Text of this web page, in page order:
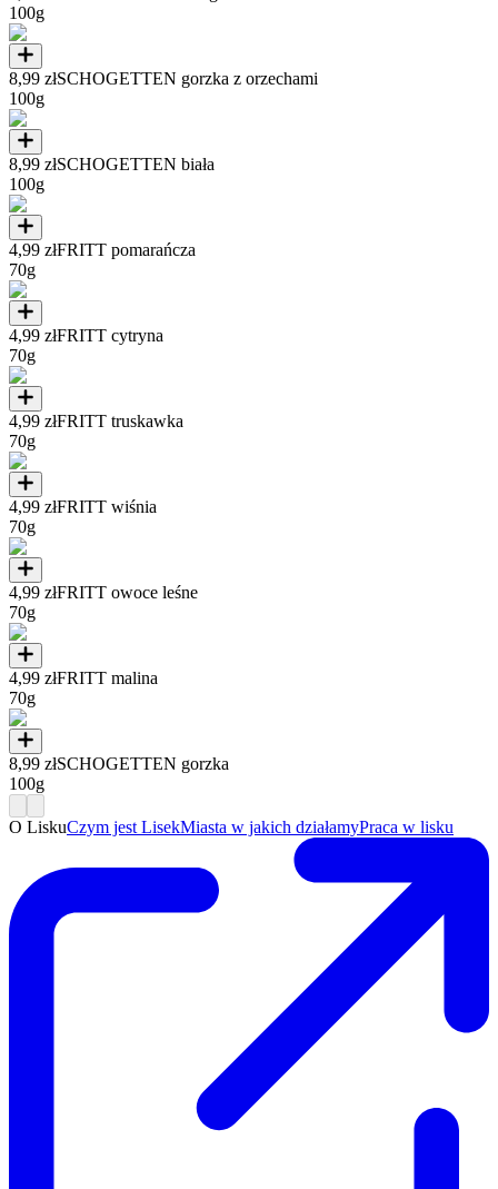
100g
8,99 złSCHOGETTEN gorzka z orzechami
100g
8,99 złSCHOGETTEN biała
100g
4,99 złFRITT pomarańcza
70g
4,99 złFRITT cytryna
70g
4,99 złFRITT truskawka
70g
4,99 złFRITT wiśnia
70g
4,99 złFRITT owoce leśne
70g
4,99 złFRITT malina
70g
8,99 złSCHOGETTEN gorzka
100g
O LiskuCzym jest LisekMiasta w jakich działamyPraca w lisku